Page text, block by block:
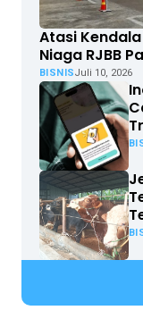
Atasi
Niaga RJBB
BISNISJuli 10, 2026